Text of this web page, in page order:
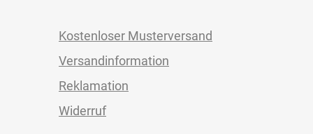
Kostenloser Musterversand
Versandinformation
Reklamation
Widerruf